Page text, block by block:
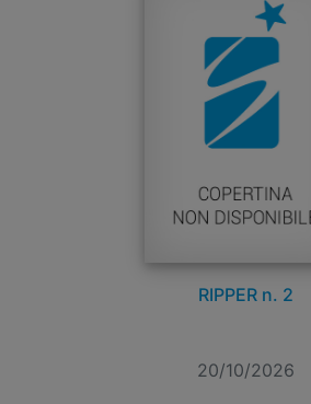
RIPPER n. 2
20/10/2026